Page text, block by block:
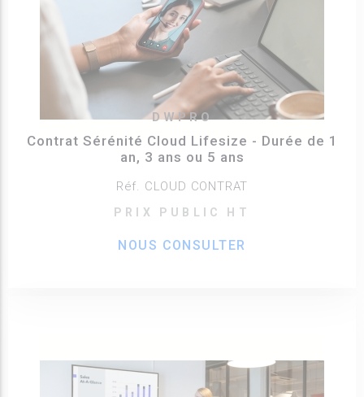
DWPRO
Contrat Sérénité Cloud Lifesize - Durée de 1
an, 3 ans ou 5 ans
Réf. CLOUD CONTRAT
PRIX PUBLIC HT
NOUS CONSULTER